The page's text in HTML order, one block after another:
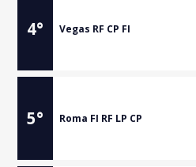
4° Vegas RF CP FI
5° Roma FI RF LP CP